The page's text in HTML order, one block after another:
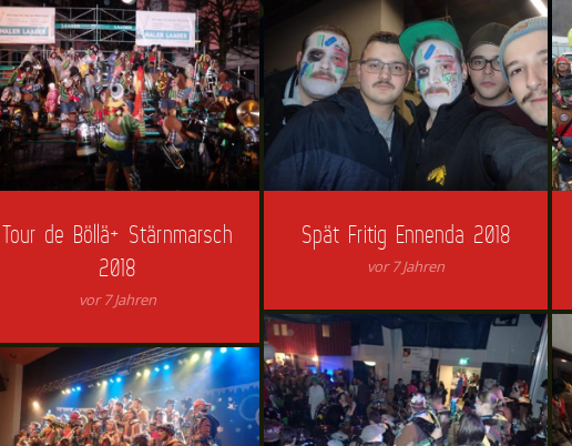
Tour de Böllä+ Stärnmarsch
2018
vor 7 Jahren
Spät Fritig Ennenda 2018
vor 7 Jahren